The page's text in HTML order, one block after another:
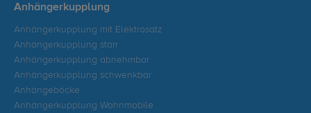
Anhängerkupplung
Anhängerkupplung mit Elektrosatz
Anhängerkupplung starr
Anhängerkupplung abnehmbar
Anhängerkupplung schwenkbar
Anhängeböcke
Anhängerkupplung Wohnmobile